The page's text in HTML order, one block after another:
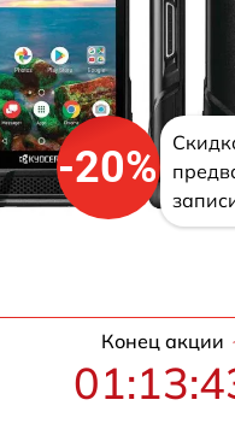
-20%
Конец акции